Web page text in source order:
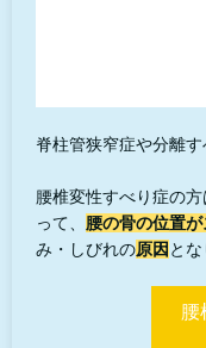
脊柱管狭窄症や分離す
腰椎変性すべり症の
って、 腰の骨の位置
み・しびれの原因 とな
腰